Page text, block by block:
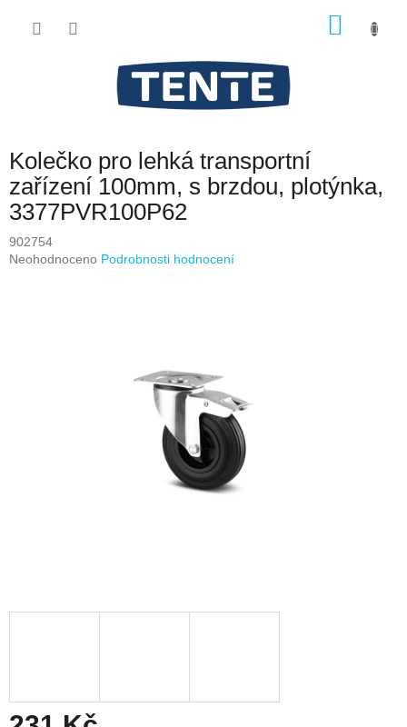
Kolečko pro lehká transportní
zařízení 100mm, s brzdou, plotýnka,
3377PVR100P62
902754
Průměrné
Neohodnoceno Podrobnosti hodnocení